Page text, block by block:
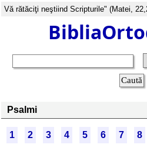
Vă rătăciţi neştiind Scripturile" (Matei,
Psalmi
1 2 3 4 5 6 7 8